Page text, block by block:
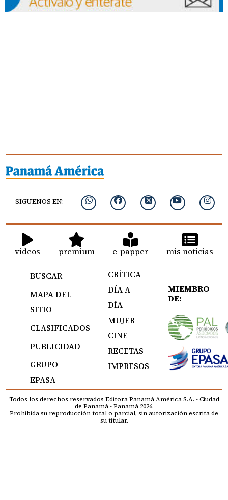
SIGUENOS EN:
videos premium e-papper mis noticias
BUSCAR
MAPA DEL
SITIO
CLASIFICADOS
PUBLICIDAD
GRUPO
EPASA
CRÍTICA
DÍA A
DÍA
MUJER
CINE
RECETAS
IMPRESOS
MIEMBRO
DE:
Todos los derechos reservados Editora Panamá América S.A. - Ciudad
de Panamá - Panamá 2026.
Prohibida su reproducción total o parcial, sin autorización escrita de
su titular.